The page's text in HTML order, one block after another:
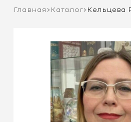
Главная Каталог Кельцева